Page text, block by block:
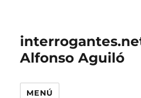
Alfonso Aguiló
MENÚ